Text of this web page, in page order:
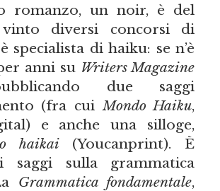
romanzo, un noir, è del
vinto diversi concorsi di
specialista di haiku: se n’è
anni su Writers Magazine
due saggi
(fra cuiMondo Haiku,
e anche una silloge,
haikai(Youcanprint). È
saggi sulla grammatica
Grammatica fondamentale,